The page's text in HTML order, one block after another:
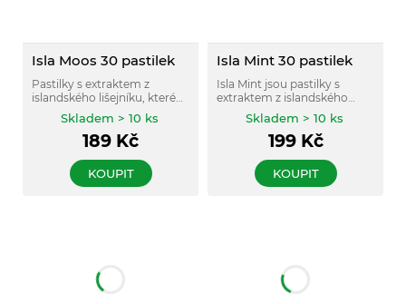
Isla Moos 30 pastilek
Pastilky s extraktem z
islandského lišejníku, které
jsou určeny pro prevenci a
úlevu od pálení v krku,
chrapotu a sucha v ústech.
Skladem > 10 ks
189 Kč
KOUPIT
Isla Mint 30 pastilek
Isla Mint jsou pastilky s
extraktem z islandského
lišejníku, které jsou určeny
pro prevenci a úlevu od
pálení v krku, chrapotu a
Skladem > 10 ks
199Kč
KOUPIT